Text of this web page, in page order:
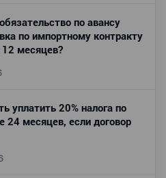
по авансу
по импортному контракту
12 месяцев?
уплатить 20% налога по
24 месяцев, если договор